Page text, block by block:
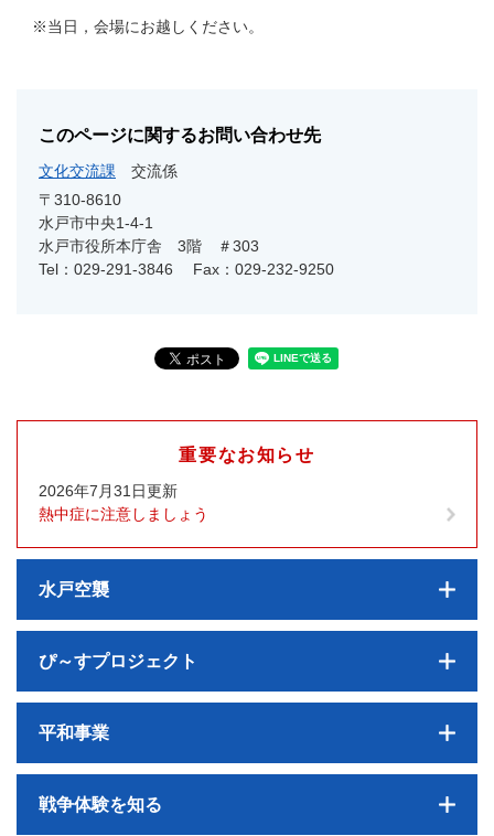
※当日，会場にお越しください。
このページに関するお問い合わせ先
文化交流課
交流係
〒310-8610
水戸市中央1-4-1
水戸市役所本庁舎 3階 ＃303
Tel：029-291-3846
Fax：029-232-9250
重要なお知らせ
2026年7月31日更新
熱中症に注意しましょう
水戸空襲
ぴ～すプロジェクト
平和事業
戦争体験を知る